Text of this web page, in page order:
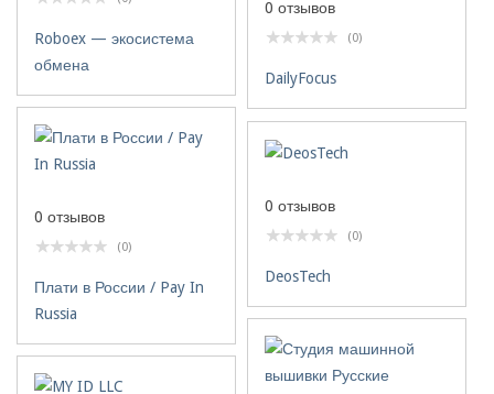
Roboex — экосистема
обмена
0 отзывов
(0)
DailyFocus
0 отзывов
(0)
Плати в России / Pay In
Russia
0 отзывов
(0)
DeosTech